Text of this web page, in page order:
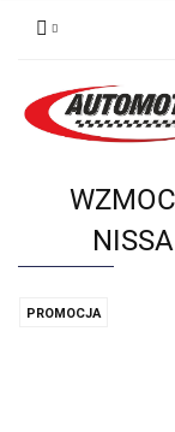
PROMOCJA